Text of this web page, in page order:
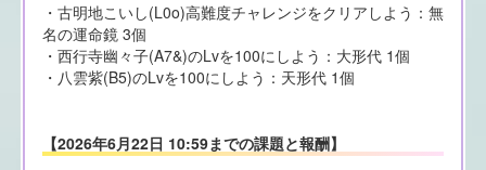
・古明地こいし(L0o)高難度チャレンジをクリアしよう：無
名の運命鏡 3個
・西行寺幽々子(A7&)のLvを100にしよう：大形代 1個
・八雲紫(B5)のLvを100にしよう：天形代 1個
【2026年6月22日 10:59までの課題と報酬】